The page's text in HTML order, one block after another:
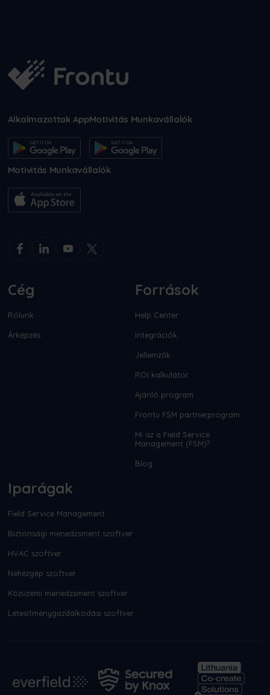
Alkalmazottak AppMotivitás Munkavállalók
Motivitás Munkavállalók
Cég
Rólunk
Árképzés
Források
Help Center
Integrációk
Jellemzők
ROI kalkulátor
Ajánló program
Frontu FSM partnerprogram
Mi az a Field Service
Management (FSM)?
Blog
Iparágak
Field Service Management
Biztonsági menedzsment szoftver
HVAC szoftver
Nehézgép szoftver
Közüzemi menedzsment szoftver
Létesítménygazdálkodási szoftver